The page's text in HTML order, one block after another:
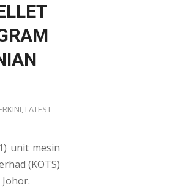
, LATEST
unit mesin
(KOTS)